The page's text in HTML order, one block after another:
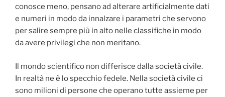
conosce meno, pensano ad alterare artificialmente dati
e numeri in modo da innalzare i parametri che servono
per salire sempre più in alto nelle classifiche in modo
da avere privilegi che non meritano.
Il mondo scientifico non differisce dalla società civile.
In realtà ne è lo specchio fedele. Nella società civile ci
sono milioni di persone che operano tutte assieme per